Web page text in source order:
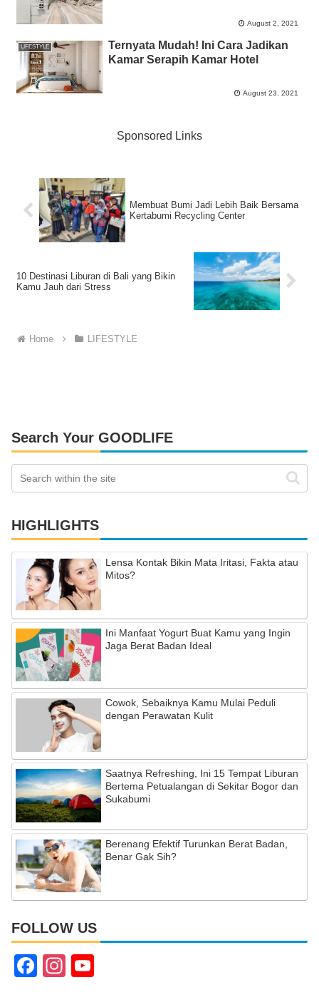
August 2, 2021
LIFESTYLE
Ternyata Mudah! Ini Cara Jadikan
Kamar Serapih Kamar Hotel
August 23, 2021
Sponsored Links
Membuat Bumi Jadi Lebih Baik Bersama
Kertabumi Recycling Center
10 Destinasi Liburan di Bali yang Bikin
Kamu Jauh dari Stress
Home LIFESTYLE
Search Your GOODLIFE
HIGHLIGHTS
Lensa Kontak Bikin Mata Iritasi, Fakta atau
Mitos?
Ini Manfaat Yogurt Buat Kamu yang Ingin
Jaga Berat Badan Ideal
Cowok, Sebaiknya Kamu Mulai Peduli
dengan Perawatan Kulit
Saatnya Refreshing, Ini 15 Tempat Liburan
Bertema Petualangan di Sekitar Bogor dan
Sukabumi
Berenang Efektif Turunkan Berat Badan,
Benar Gak Sih?
FOLLOW US
F
In